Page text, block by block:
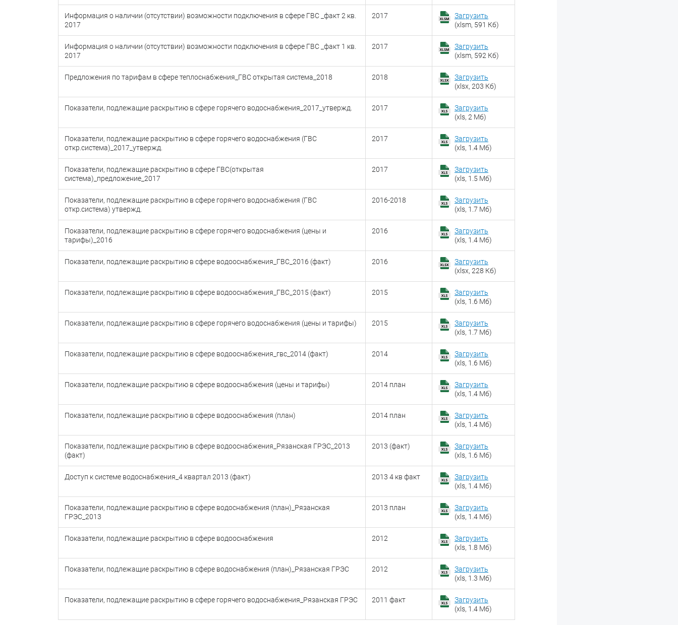
Информация о наличии (отсутствии) возможности подключения в сфере ГВС _факт 2 кв.
2017
2017
Загрузить
(xlsm, 591 Кб)
Информация о наличии (отсутствии) возможности подключения в сфере ГВС _факт 1 кв.
2017
2017
Загрузить
(xlsm, 592 Кб)
Предложения по тарифам в сфере теплоснабжения_ГВС открытая система_2018 2018
Загрузить
(xlsx, 203 Кб)
Показатели, подлежащие раскрытию в сфере горячего водоснабжения_2017_утвержд. 2017
Загрузить
(xls, 2 Мб)
Показатели, подлежащие раскрытию в сфере горячего водоснабжения (ГВС
откр.система)_2017_утвержд.
2017
Загрузить
(xls, 1.4 Мб)
Показатели, подлежащие раскрытию в сфере ГВС(открытая
система)_предложение_2017
2017
Загрузить
(xls, 1.5 Мб)
Показатели, подлежащие раскрытию в сфере горячего водоснабжения (ГВС
откр.система) утвержд.
2016-2018
Загрузить
(xls, 1.7 Мб)
Показатели, подлежащие раскрытию в сфере горячего водоснабжения (цены и
тарифы)_2016
2016
Загрузить
(xls, 1.4 Мб)
Показатели, подлежащие раскрытию в сфере водооснабжения_ГВС_2016 (факт) 2016
Загрузить
(xlsx, 228 Кб)
Показатели, подлежащие раскрытию в сфере водооснабжения_ГВС_2015 (факт) 2015
Загрузить
(xls, 1.6 Мб)
Показатели, подлежащие раскрытию в сфере горячего водоснабжения (цены и тарифы) 2015
Загрузить
(xls, 1.7 Мб)
Показатели, подлежащие раскрытию в сфере водооснабжения_гвс_2014 (факт) 2014
Загрузить
(xls, 1.6 Мб)
Показатели, подлежащие раскрытию в сфере водооснабжения (цены и тарифы) 2014 план
Загрузить
(xls, 1.4 Мб)
Показатели, подлежащие раскрытию в сфере водооснабжения (план) 2014 план
Загрузить
(xls, 1.4 Мб)
Показатели, подлежащие раскрытию в сфере водооснабжения_Рязанская ГРЭС_2013
(факт)
2013 (факт)
Загрузить
(xls, 1.6 Мб)
Доступ к системе водоснабжения_4 квартал 2013 (факт) 2013 4 кв факт
Загрузить
(xls, 1.4 Мб)
Показатели, подлежащие раскрытию в сфере водоснабжения (план)_Рязанская
ГРЭС_2013
2013 план
Загрузить
(xls, 1.4 Мб)
Показатели, подлежащие раскрытию в сфере водооснабжения 2012
Загрузить
(xls, 1.8 Мб)
Показатели, подлежащие раскрытию в сфере водоснабжения (план)_Рязанская ГРЭС 2012
Загрузить
(xls, 1.3 Мб)
Показатели, подлежащие раскрытию в сфере горячего водоснабжения_Рязанская ГРЭС 2011 факт
Загрузить
(xls, 1.4 Мб)